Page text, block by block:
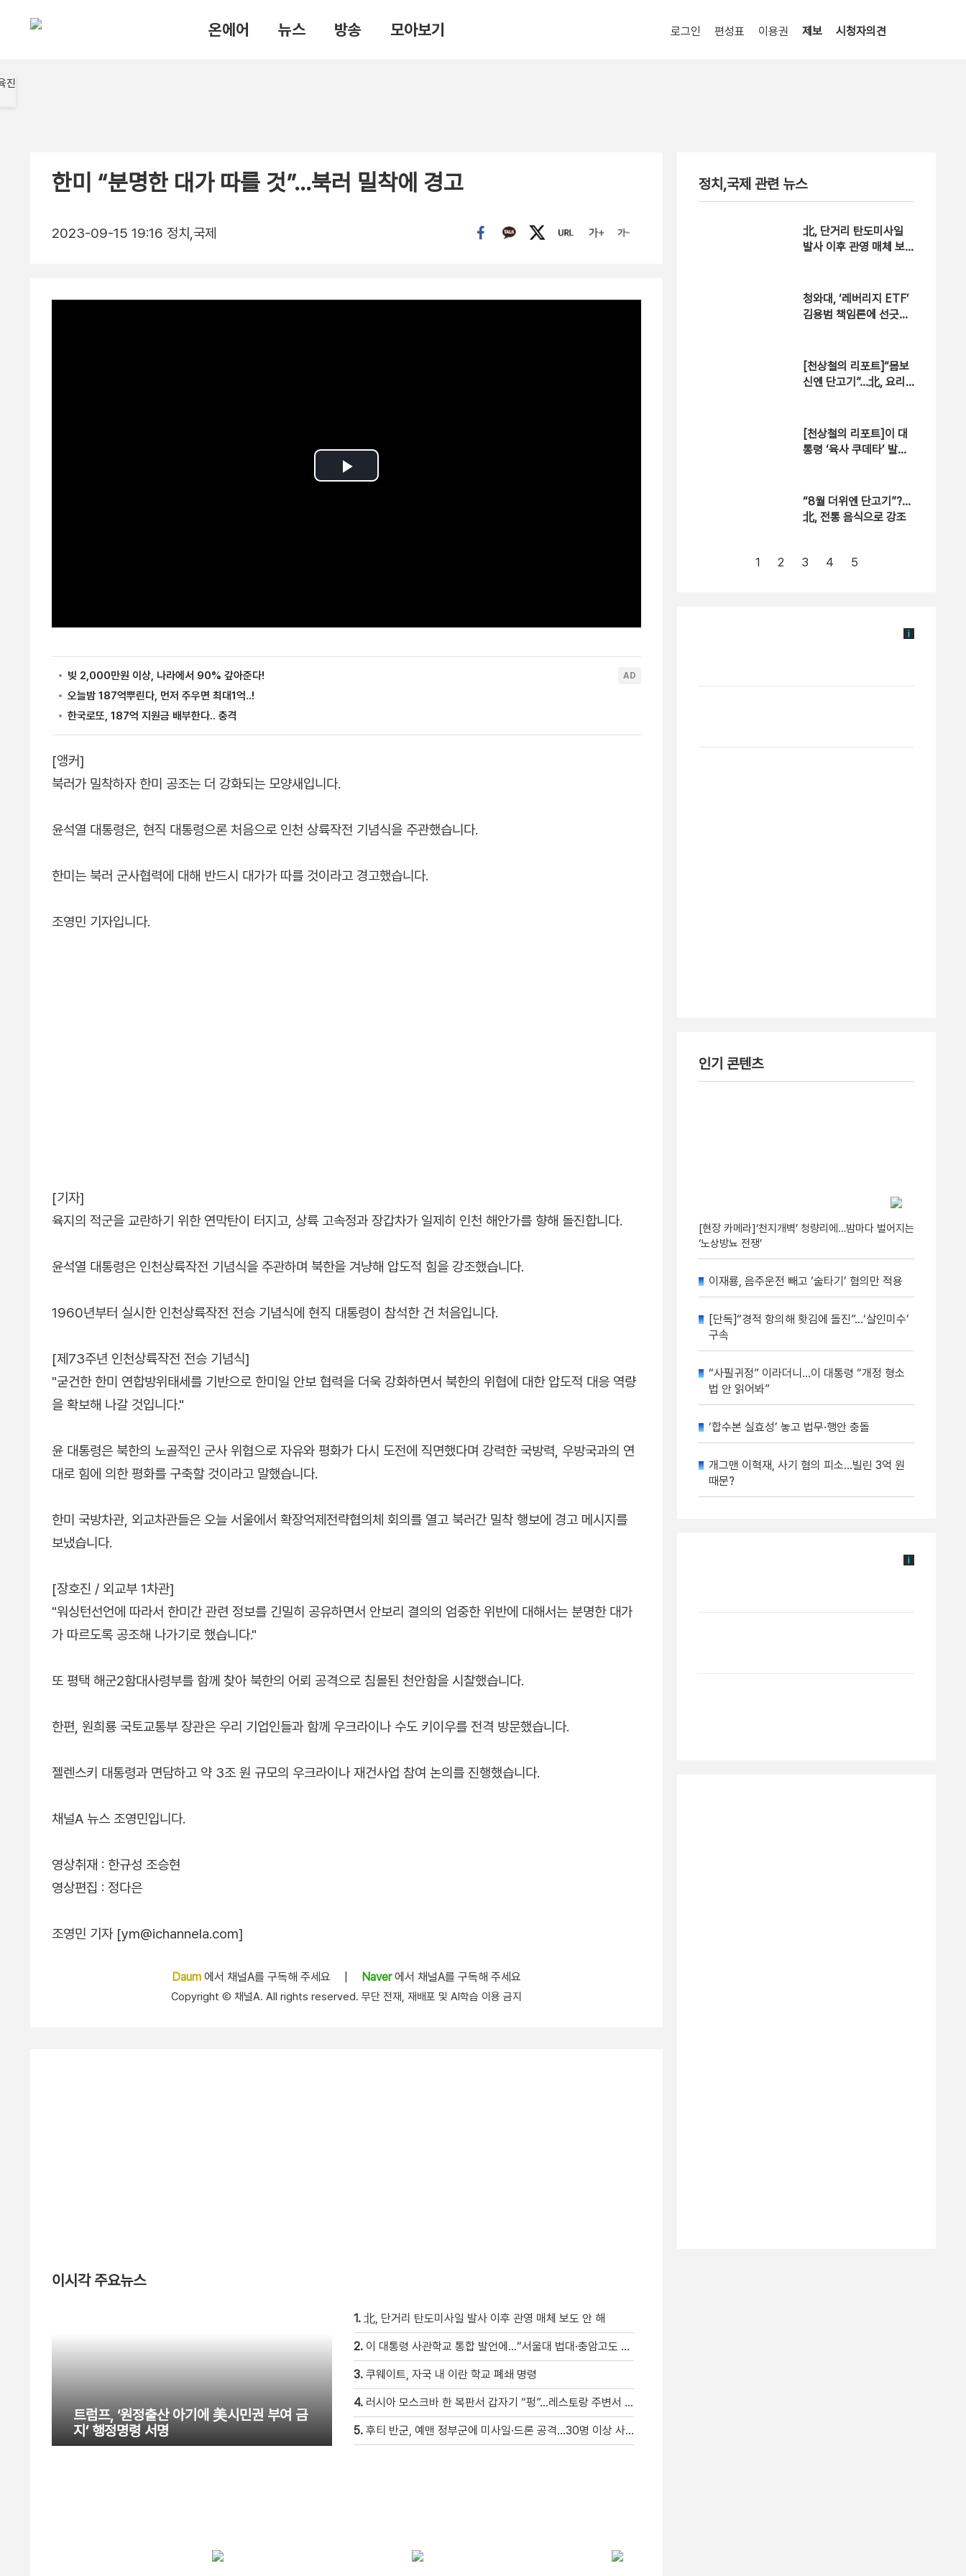
온에어 뉴스 방송 모아보기 로그인 편성표 이용권 제보 시청자의견
한미 “분명한 대가 따를 것”…북러 밀착에 경고
2023-09-15 19:16 정치,국제
[앵커]
북러가 밀착하자 한미 공조는 더 강화되는 모양새입니다.
윤석열 대통령은, 현직 대통령으론 처음으로 인천 상륙작전 기념식을 주관했습니다.
한미는 북러 군사협력에 대해 반드시 대가가 따를 것이라고 경고했습니다.
조영민 기자입니다.
[기자]
육지의 적군을 교란하기 위한 연막탄이 터지고, 상륙 고속정과 장갑차가 일제히 인천 해안가를 향해 돌진합니다.
윤석열 대통령은 인천상륙작전 기념식을 주관하며 북한을 겨냥해 압도적 힘을 강조했습니다.
1960년부터 실시한 인천상륙작전 전승 기념식에 현직 대통령이 참석한 건 처음입니다.
[제73주년 인천상륙작전 전승 기념식]
"굳건한 한미 연합방위태세를 기반으로 한미일 안보 협력을 더욱 강화하면서 북한의 위협에 대한 압도적 대응 역량
을 확보해 나갈 것입니다."
윤 대통령은 북한의 노골적인 군사 위협으로 자유와 평화가 다시 도전에 직면했다며 강력한 국방력, 우방국과의 연
대로 힘에 의한 평화를 구축할 것이라고 말했습니다.
한미 국방차관, 외교차관들은 오늘 서울에서 확장억제전략협의체 회의를 열고 북러간 밀착 행보에 경고 메시지를
보냈습니다.
[장호진 / 외교부 1차관]
"워싱턴선언에 따라서 한미간 관련 정보를 긴밀히 공유하면서 안보리 결의의 엄중한 위반에 대해서는 분명한 대가
가 따르도록 공조해 나가기로 했습니다."
또 평택 해군2함대사령부를 함께 찾아 북한의 어뢰 공격으로 침몰된 천안함을 시찰했습니다.
한편, 원희룡 국토교통부 장관은 우리 기업인들과 함께 우크라이나 수도 키이우를 전격 방문했습니다.
젤렌스키 대통령과 면담하고 약 3조 원 규모의 우크라이나 재건사업 참여 논의를 진행했습니다.
채널A 뉴스 조영민입니다.
영상취재 : 한규성 조승현
영상편집 : 정다은
조영민 기자 [ym@ichannela.com]
Daum 에서 채널A를 구독해 주세요 Naver에서 채널A를 구독해 주세요
Copyright Ⓒ 채널A. All rights reserved. 무단 전재, 재배포 및 AI학습 이용 금지
이시각 주요뉴스
트럼프, ‘원정출산 아기에 美시민권 부여 금
지’ 행정명령 서명
1. 北, 단거리 탄도미사일 발사 이후 관영 매체 보도 안 해
2. 이 대통령 사관학교 통합 발언에…“서울대 법대·충암고도 없애나”
3. 쿠웨이트, 자국 내 이란 학교 폐쇄 명령
4. 러시아 모스크바 한 복판서 갑자기 “펑”…레스토랑 주변서 사제 폭탄 폭발해 20여 명 사상 [현장영상]
5. 후티 반군, 예맨 정부군에 미사일·드론 공격…30명 이상 사망
정치,국제 관련 뉴스
北, 단거리 탄도미사일
발사 이후 관영 매체 보
청와대, ‘레버리지 ETF’
김용범 책임론에 선긋기,
[천상철의 리포트]“몸보
신엔 단고기”…北, 요리
[천상철의 리포트]이 대
통령 ‘육사 쿠데타’ 발언
“8월 더위엔 단고기”?…
北, 전통 음식으로 강조
1 2 3 4 5
인기 콘텐츠
[현장 카메라]‘천지개벽’ 청량리에…밤마다 벌어지는
‘노상방뇨 전쟁’
이재룡, 음주운전 빼고 ‘술타기’ 혐의만 적용
[단독]“경적 항의해 홧김에 돌진”…‘살인미수’
구속
“사필귀정” 이라더니…이 대통령 “개정 형소
법 안 읽어봐”
‘합수본 실효성’ 놓고 법무·행안 충돌
개그맨 이혁재, 사기 혐의 피소…빌린 3억 원
때문?